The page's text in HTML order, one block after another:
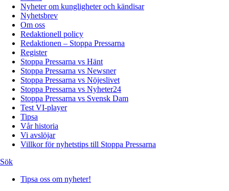
Nyheter om kungligheter och kändisar
Nyhetsbrev
Om oss
Redaktionell policy
Redaktionen – Stoppa Pressarna
Register
Stoppa Pressarna vs Hänt
Stoppa Pressarna vs Newsner
Stoppa Pressarna vs Nöjeslivet
Stoppa Pressarna vs Nyheter24
Stoppa Pressarna vs Svensk Dam
Test VI-player
Tipsa
Vår historia
Vi avslöjar
Villkor för nyhetstips till Stoppa Pressarna
Sök
Tipsa oss om nyheter!